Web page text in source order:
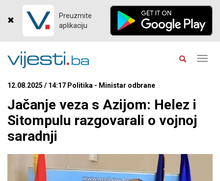
Preuzmite
aplikaciju
12.08.2025 / 14:17 Politika - Ministar odbrane
Jačanje veza s Azijom: Helez i
Sitompulu razgovarali o vojnoj
saradnji